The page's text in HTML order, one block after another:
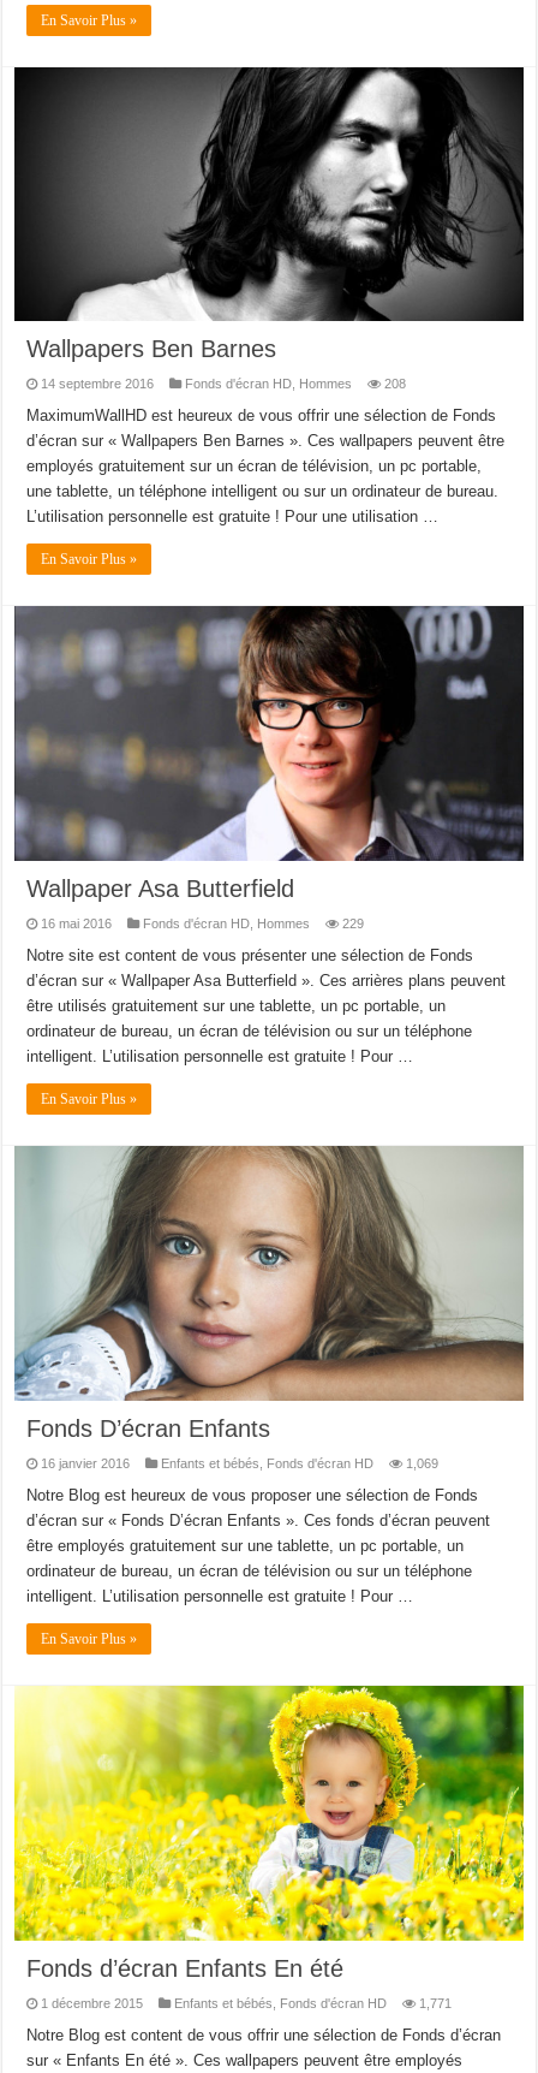
En Savoir Plus »
Wallpapers Ben Barnes
14 septembre 2016 Fonds d'écran HD Hommes 208
MaximumWallHD est heureux de vous offrir une sélection de Fonds
d’écran sur « Wallpapers Ben Barnes ». Ces wallpapers peuvent être
employés gratuitement sur un écran de télévision, un pc portable,
une tablette, un téléphone intelligent ou sur un ordinateur de bureau.
L’utilisation personnelle est gratuite ! Pour une utilisation …
En Savoir Plus »
Wallpaper Asa Butterfield
16 mai 2016 Fonds d'écran HD Hommes 229
Notre site est content de vous présenter une sélection de Fonds
d’écran sur « Wallpaper Asa Butterfield ». Ces arrières plans peuvent
être utilisés gratuitement sur une tablette, un pc portable, un
ordinateur de bureau, un écran de télévision ou sur un téléphone
intelligent. L’utilisation personnelle est gratuite ! Pour …
En Savoir Plus »
Fonds D’écran Enfants
16 janvier 2016 Enfants et bébés Fonds d'écran HD 1,069
Notre Blog est heureux de vous proposer une sélection de Fonds
d’écran sur « Fonds D’écran Enfants ». Ces fonds d’écran peuvent
être employés gratuitement sur une tablette, un pc portable, un
ordinateur de bureau, un écran de télévision ou sur un téléphone
intelligent. L’utilisation personnelle est gratuite ! Pour …
En Savoir Plus »
Fonds d’écran Enfants En été
1 décembre 2015 Enfants et bébés Fonds d'écran HD 1,771
Notre Blog est content de vous offrir une sélection de Fonds d’écran
sur « Enfants En été ». Ces wallpapers peuvent être employés